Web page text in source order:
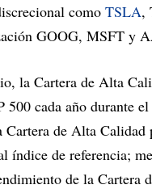
como TSLA,
GOOG, MSFT y
la Cartera de Alta
500 cada año durante
Cartera de Alta
índice de referencia;
de la